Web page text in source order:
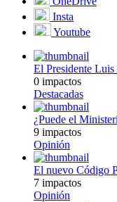
Insta
Youtube
El Presidente
0 impactos
Destacadas
¿Puede el
9 impactos
Opinión
El nuevo Código
7 impactos
Opinión